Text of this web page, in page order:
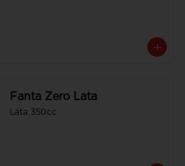
Fanta Zero Lata
Lata 350cc